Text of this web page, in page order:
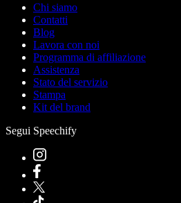
Chi siamo
Contatti
Blog
Lavora con noi
Programma di affiliazione
Assistenza
Stato del servizio
Stampa
Kit del brand
Segui Speechify